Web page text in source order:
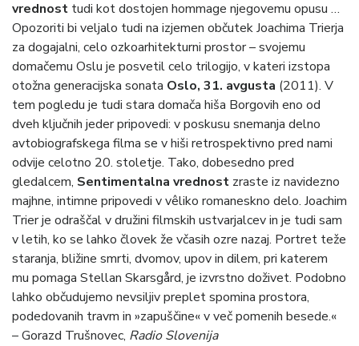
vrednost tudi kot dostojen hommage njegovemu opusu …
Opozoriti bi veljalo tudi na izjemen občutek Joachima Trierja
za dogajalni, celo ozkoarhitekturni prostor – svojemu
domačemu Oslu je posvetil celo trilogijo, v kateri izstopa
otožna generacijska sonata Oslo, 31. avgusta (2011). V
tem pogledu je tudi stara domača hiša Borgovih eno od
dveh ključnih jeder pripovedi: v poskusu snemanja delno
avtobiografskega filma se v hiši retrospektivno pred nami
odvije celotno 20. stoletje. Tako, dobesedno pred
gledalcem, Sentimentalna vrednost zraste iz navidezno
majhne, intimne pripovedi v vêliko romaneskno delo. Joachim
Trier je odraščal v družini filmskih ustvarjalcev in je tudi sam
v letih, ko se lahko človek že včasih ozre nazaj. Portret teže
staranja, bližine smrti, dvomov, upov in dilem, pri katerem
mu pomaga Stellan Skarsgård, je izvrstno doživet. Podobno
lahko občudujemo nevsiljiv preplet spomina prostora,
podedovanih travm in »zapuščine« v več pomenih besede.«
– Gorazd Trušnovec, Radio Slovenija